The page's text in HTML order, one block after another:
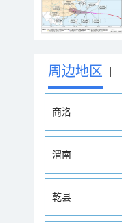
周边地区 |
商洛
渭南
乾县